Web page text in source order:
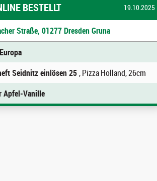
BESTELLT 19.10.2025
Straße, 01277 Dresden Gruna
Seidnitz einlösen 25, Pizza Holland, 26cm
Apfel-Vanille